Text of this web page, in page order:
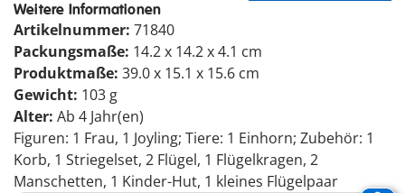
Weitere Informationen
Artikelnummer: 71840
Packungsmaße: 14.2 x 14.2 x 4.1 cm
Produktmaße: 39.0 x 15.1 x 15.6 cm
Gewicht: 103 g
Alter: Ab 4 Jahr(en)
Figuren: 1 Frau, 1 Joyling; Tiere: 1 Einhorn; Zubehör: 1
Korb, 1 Striegelset, 2 Flügel, 1 Flügelkragen, 2
Manschetten, 1 Kinder-Hut, 1 kleines Flügelpaar